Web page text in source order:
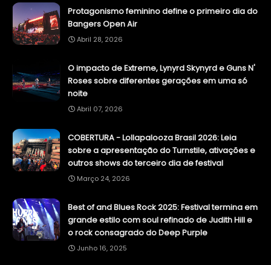
Protagonismo feminino define o primeiro dia do
Bangers Open Air
Abril 28, 2026
O impacto de Extreme, Lynyrd Skynyrd e Guns N'
Roses sobre diferentes gerações em uma só
noite
Abril 07, 2026
COBERTURA - Lollapalooza Brasil 2026: Leia
sobre a apresentação do Turnstile, ativações e
outros shows do terceiro dia de festival
Março 24, 2026
Best of and Blues Rock 2025: Festival termina em
grande estilo com soul refinado de Judith Hill e
o rock consagrado do Deep Purple
Junho 16, 2025